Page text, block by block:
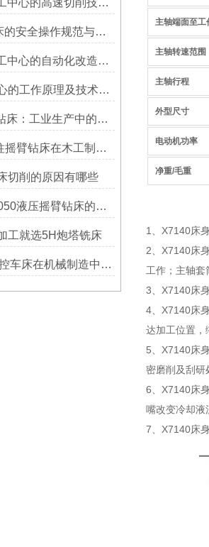
VMC855加工中心的高速切削技术介绍
GB4250锯床的安全操作规范与注意事项
VMC855加工中心的自动化改造与智能化应用说明
五轴加工中心的工作原理及技术优势
Z5140立式钻床：工业生产中的得力助手
z3040双立柱摇臂钻床在木工制作中的应用
切削的原因有哪些
如何减少z3050液压摇臂钻床的故障和维修成本？
工就选5H炮塔铣床
CK61100数控车床在机械制造中的实际表现
主轴端面至工
主轴转速范围
主轴行程
外型尺寸
电动机功率
净重/毛重
1、X7140床
2、X7140床
工作；主轴套
3、X7140床
4、X7140床
达加工位置，
5、X7140床
密磨削及刮研
6、X7140床
嘴改变冷却液
7、X7140床